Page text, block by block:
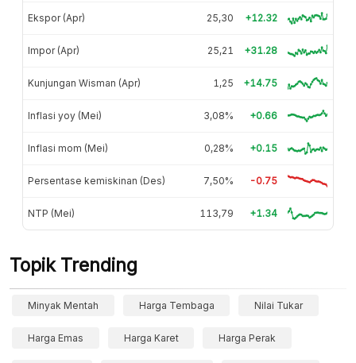
Ekspor (Apr) 25,30 +12.32
Impor (Apr) 25,21 +31.28
Kunjungan Wisman (Apr) 1,25 +14.75
Inflasi yoy (Mei) 3,08% +0.66
Inflasi mom (Mei) 0,28% +0.15
Persentase kemiskinan (Des) 7,50% -0.75
NTP (Mei) 113,79 +1.34
Topik Trending
Minyak Mentah Harga Tembaga Nilai Tukar
Harga Emas Harga Karet Harga Perak